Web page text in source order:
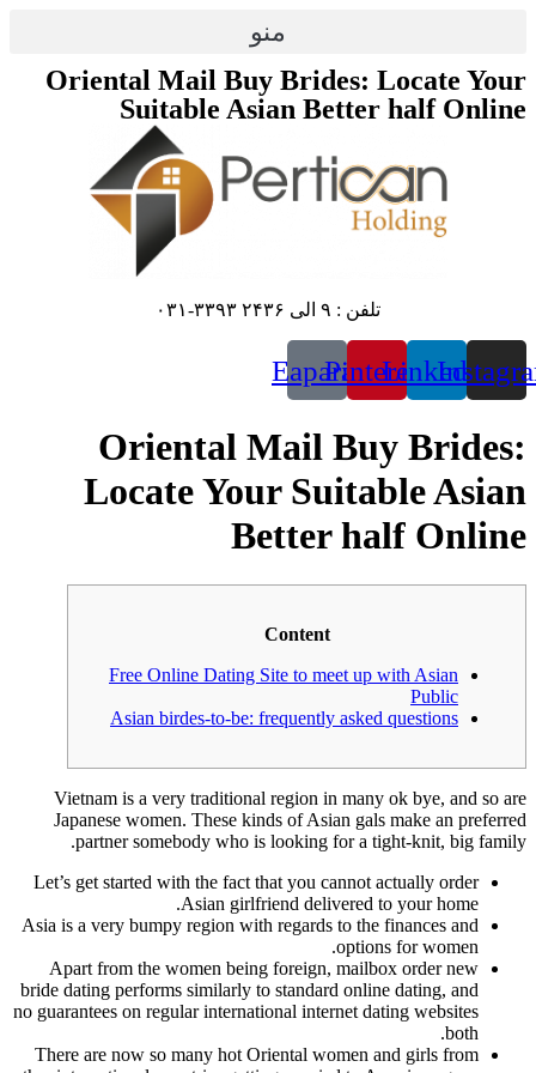
منو
Oriental Mail Buy Brides: Locate Your
Suitable Asian Better half Online
تلفن : ۹ الی ۲۴۳۶ ۳۳۹۳-۰۳۱
Linkedin
Pinterest
Eaparat
Oriental Mail Buy Brides:
Locate Your Suitable Asian
Better half Online
Content
Free Online Dating Site to meet up with Asian
Public
Asian birdes-to-be: frequently asked questions
Vietnam is a very traditional region in many ok bye, and so are
Japanese women. These kinds of Asian gals make an preferred
partner somebody who is looking for a tight-knit, big family.
Let’s get started with the fact that you cannot actually order
Asian girlfriend delivered to your home.
Asia is a very bumpy region with regards to the finances and
options for women.
Apart from the women being foreign, mailbox order new
bride dating performs similarly to standard online dating, and
no guarantees on regular international internet dating websites
both.
There are now so many hot Oriental women and girls from